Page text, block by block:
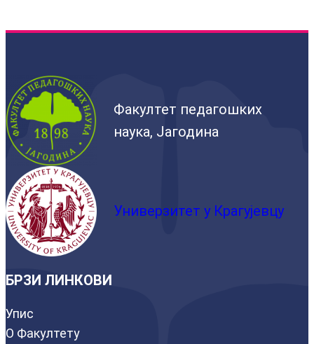
Факултет педагошких
наука, Јагодина
Универзитет у Крагујевцу
БРЗИ ЛИНКОВИ
Упис
О Факултету